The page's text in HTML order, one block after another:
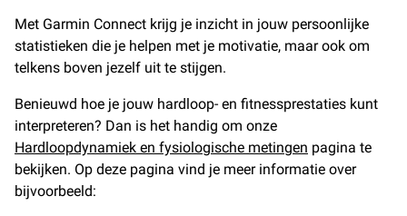
Met Garmin Connect krijg je inzicht in jouw persoonlijke
statistieken die je helpen met je motivatie, maar ook om
telkens boven jezelf uit te stijgen.
Benieuwd hoe je jouw hardloop- en fitnessprestaties kunt
interpreteren? Dan is het handig om onze
Hardloopdynamiek en fysiologische metingen pagina te
bekijken. Op deze pagina vind je meer informatie over
bijvoorbeeld: